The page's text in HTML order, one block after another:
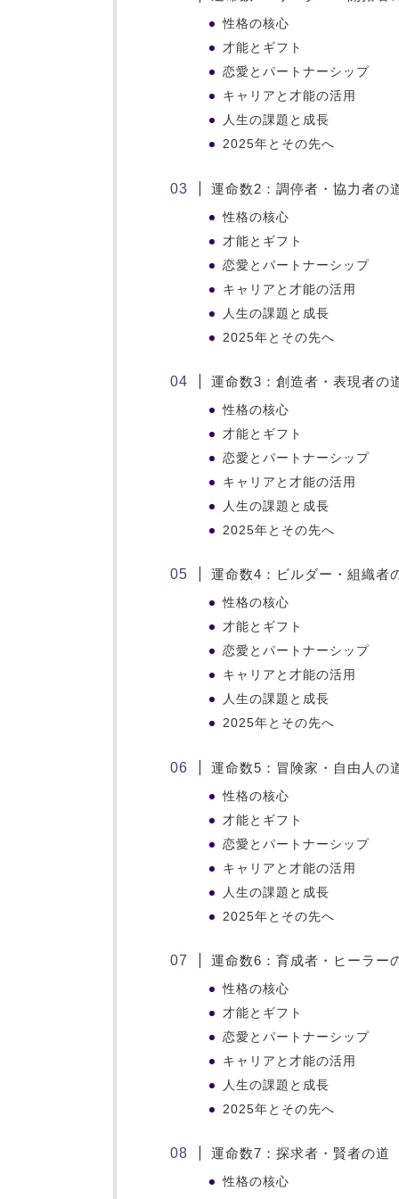
性格の核心
才能とギフト
恋愛とパートナーシップ
キャリアと才能の活用
人生の課題と成長
2025年とその先へ
運命数2：調停者・協力者の
性格の核心
才能とギフト
恋愛とパートナーシップ
キャリアと才能の活用
人生の課題と成長
2025年とその先へ
運命数3：創造者・表現者の
性格の核心
才能とギフト
恋愛とパートナーシップ
キャリアと才能の活用
人生の課題と成長
2025年とその先へ
運命数4：ビルダー・組織者
性格の核心
才能とギフト
恋愛とパートナーシップ
キャリアと才能の活用
人生の課題と成長
2025年とその先へ
運命数5：冒険家・自由人の
性格の核心
才能とギフト
恋愛とパートナーシップ
キャリアと才能の活用
人生の課題と成長
2025年とその先へ
運命数6：育成者・ヒーラー
性格の核心
才能とギフト
恋愛とパートナーシップ
キャリアと才能の活用
人生の課題と成長
2025年とその先へ
運命数7：探求者・賢者の道
性格の核心